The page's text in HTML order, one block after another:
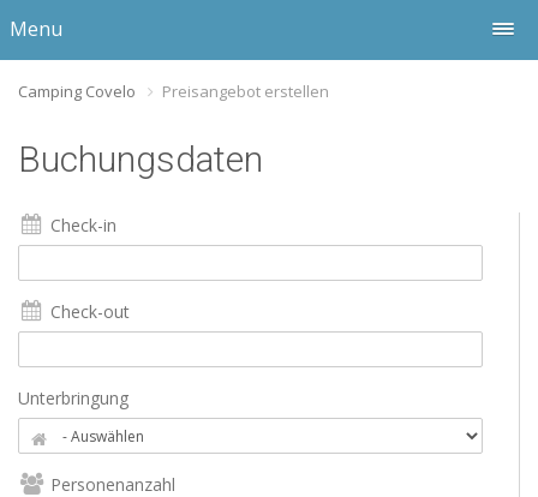
Menu
Camping Covelo Preisangebot erstellen
Buchungsdaten
Check-in
Check-out
Unterbringung
Personenanzahl